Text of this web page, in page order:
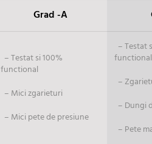
Grad -A
– Testat si 100%
functional
– Mici zgarieturi
– Mici pete de presiune
– Testat
functional
–
– Dungi
– Pete